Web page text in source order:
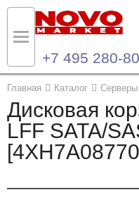
+7 495 280-
Главная Каталог
Дисковая
LFF SATA/
Назад
Каталог продукции
Ноутбуки и ультрабуки
Назад
Контакты
Контактная информация